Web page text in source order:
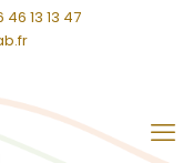
46 13 13 47